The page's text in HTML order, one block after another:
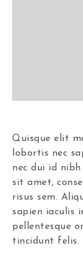
Quisque elit
lobortis nec
nec dui id
sit amet,
risus sem.
sapien iaculis
pellentesque
tincidunt felis.